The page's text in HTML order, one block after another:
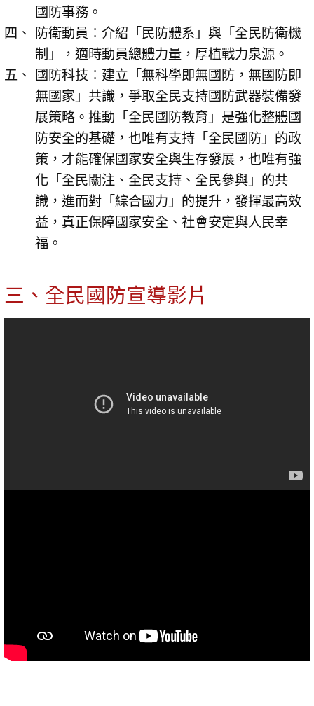
國防事務。
防衛動員：介紹「民防體系」與「全民防衛機
制」，適時動員總體力量，厚植戰力泉源。
國防科技：建立「無科學即無國防，無國防即
無國家」共識，爭取全民支持國防武器裝備發
展策略。推動「全民國防教育」是強化整體國
防安全的基礎，也唯有支持「全民國防」的政
策，才能確保國家安全與生存發展，也唯有強
化「全民關注、全民支持、全民參與」的共
識，進而對「綜合國力」的提升，發揮最高效
益，真正保障國家安全、社會安定與人民幸
福。
三、全民國防宣導影片